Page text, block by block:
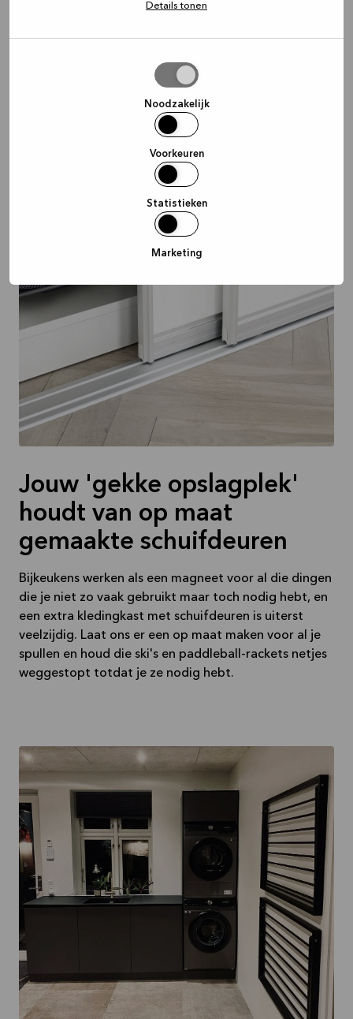
Details tonen
Noodzakelijk
Voorkeuren
Statistieken
Marketing
Jouw 'gekke opslagplek'
houdt van op maat
gemaakte schuifdeuren
Bijkeukens werken als een magneet voor al die dingen
die je niet zo vaak gebruikt maar toch nodig hebt, en
een extra kledingkast met schuifdeuren is uiterst
veelzijdig. Laat ons er een op maat maken voor al je
spullen en houd die ski's en paddleball-rackets netjes
weggestopt totdat je ze nodig hebt.